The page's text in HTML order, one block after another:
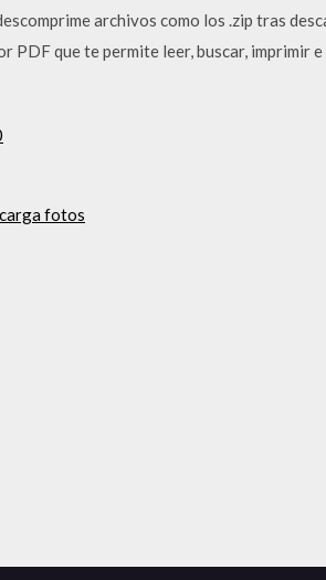
archivos como los .zip tras
que te permite leer, buscar, imprimir
fotos